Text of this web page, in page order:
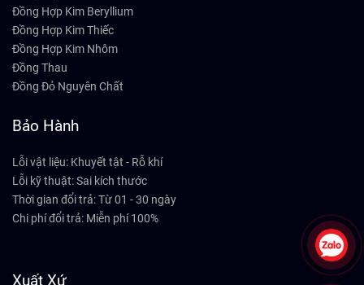
Đồng Hợp Kim Beryllium
Đồng Hợp Kim Thiếc
Đồng Hợp Kim Nhôm
Đồng Thau
Đồng Đỏ Nguyên Chất
Bảo Hành
Lỗi vật liệu: Khuyết tật - Rỗ khí
Lỗi kỹ thuật: Sai kích thước
Thời gian đổi trả: Từ 01 - 30 ngày
Chi phí đổi trả: Miễn phí 100%
Xuất Xứ